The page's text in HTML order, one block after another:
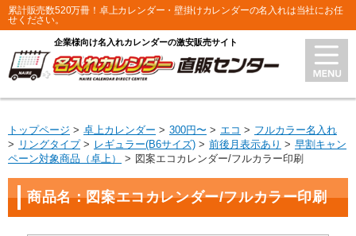
累計販売数520万冊！卓上カレンダー・壁掛けカレンダーの名入れは当社にお任
せください。
企業様向け名入れカレンダーの激安販売サイト
トップページ 卓上カレンダー 300円〜 エコ
フルカラー名入れ
リングタイプ
レギュラー(B6サイズ) 前後月表示あり
早割キャン
ペーン対象商品（卓上）
図案エコカレンダー/フルカラー印刷
商品名：図案エコカレンダー/フルカラー印刷